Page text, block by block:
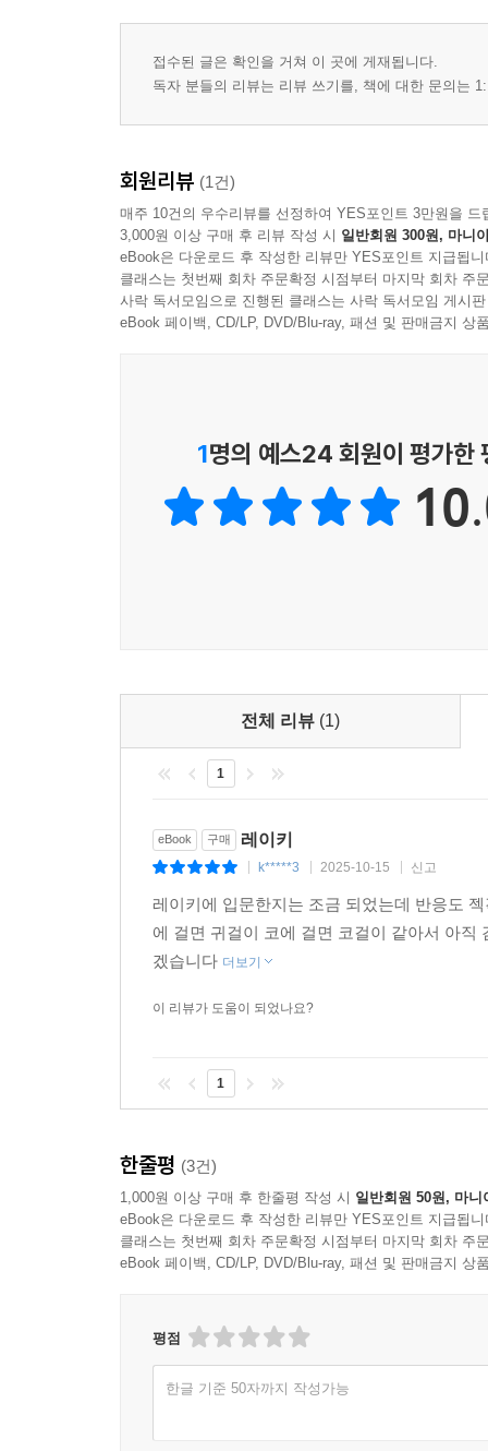
접수된 글은 확인을 거쳐 이 곳에 게재됩니다.
독자 분들의 리뷰는 리뷰 쓰기를, 책에 대한 문의는
회원리뷰 (1건)
매주 10건의 우수리뷰를 선정하여 YES포인트 3만원을 드
3,000원 이상 구매 후 리뷰 작성 시 일반회원 300원, 마니
eBook은 다운로드 후 작성한 리뷰만 YES포인트 지급됩니
클래스는 첫번째 회차 주문확정 시점부터 마지막 회차 주
사락 독서모임으로 진행된 클래스는 사락 독서모임 게시
eBook 페이백, CD/LP, DVD/Blu-ray, 패션 및 판매금지 상
1명의 예스24 회원이 평가한
전체 리뷰 (1)
1
eBook 구매 레이키
k*****3 2025-10-15 신고
레이키에 입문한지는 조금 되었는데 반응도
에 걸면 귀걸이 코에 걸면 코걸이 같아서 아
겠습니다 더보기
이 리뷰가 도움이 되었나요?
1
한줄평 (3건)
1,000원 이상 구매 후 한줄평 작성 시 일반회원 50원, 마니
eBook은 다운로드 후 작성한 리뷰만 YES포인트 지급됩니
클래스는 첫번째 회차 주문확정 시점부터 마지막 회차 주
eBook 페이백, CD/LP, DVD/Blu-ray, 패션 및 판매금지 상
평점
한글 기준 50자까지 작성가능